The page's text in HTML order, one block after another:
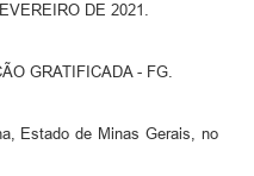
DE 2021.
GRATIFICADA - FG.
Estado de Minas Gerais, no